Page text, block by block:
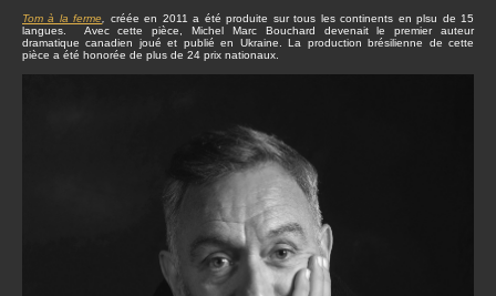
Tom à la ferme
créée en 2011 a été produite sur tous les continents en plsu de 15
langues. Avec cette pièce, Michel Marc Bouchard devenait le premier auteur
dramatique canadien joué et publié en Ukraine. La production brésilienne de cette
pièce a été honorée de plus de 24 prix nationaux.